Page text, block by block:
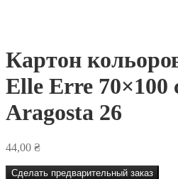
Картон
Elle Erre 70×100
Aragosta 26
44,00 ₴
Сделать предварительный заказ